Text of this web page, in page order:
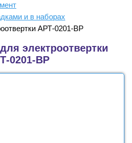
и в наборах
АРТ-0201-ВР
электроотвертки
0201-ВР